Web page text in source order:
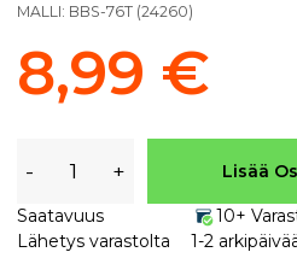
MALLI: BBS-76T (24260)
8,99 €
- + Lisää
Saatavuus
10+
Lähetys varastolta
1-2